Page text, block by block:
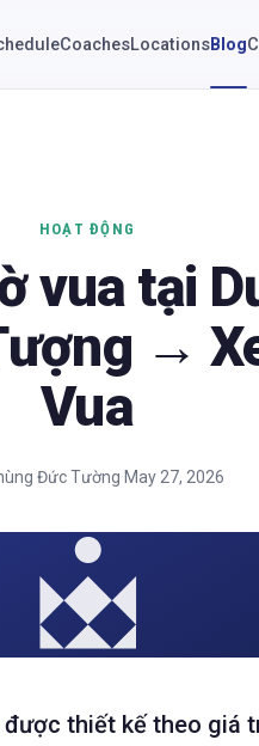
CoachesLocationsBlog
HOẠT ĐỘNG
vua tại
→
Vua
Đức Tường May 27, 2026
thiết kế theo giá